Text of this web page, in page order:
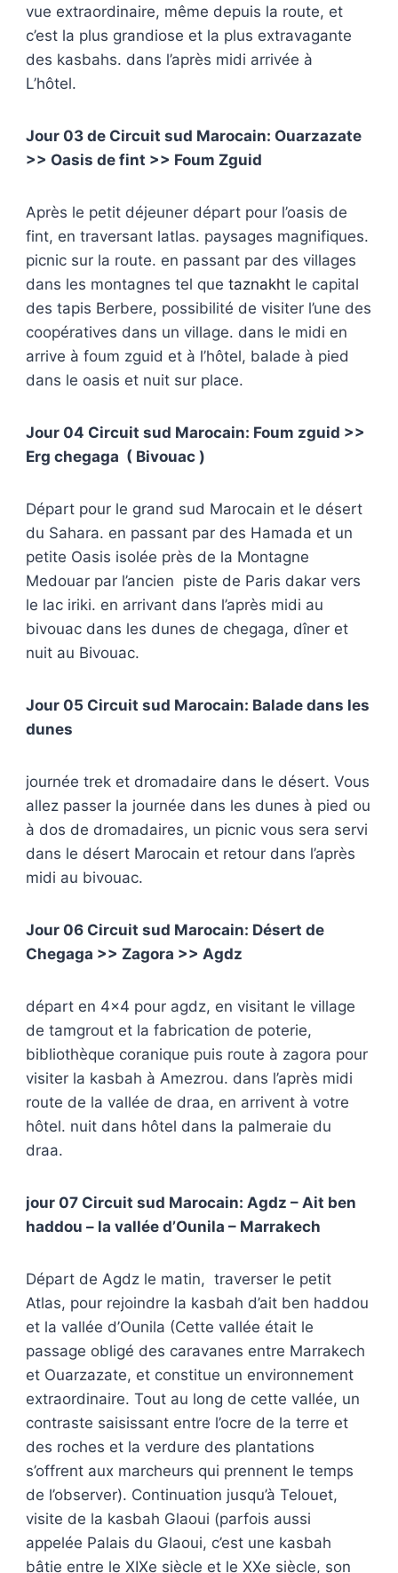
vue extraordinaire, même depuis la route, et
c’est la plus grandiose et la plus extravagante
des kasbahs. dans l’après midi arrivée à
L’hôtel.
Jour 03 de Circuit sud Marocain: Ouarzazate
>> Oasis de fint >> Foum Zguid
Après le petit déjeuner départ pour l’oasis de
fint, en traversant latlas. paysages magnifiques.
picnic sur la route. en passant par des villages
dans les montagnes tel quetaznakht le capital
des tapis Berbere, possibilité de visiter l’une des
coopératives dans un village. dans le midi en
arrive à foum zguid et à l’hôtel, balade à pied
dans le oasis et nuit sur place.
Jour 04 Circuit sud Marocain: Foum zguid >>
Erg chegaga ( Bivouac )
Départ pour le grand sud Marocain et le désert
du Sahara. en passant par des Hamada et un
petite Oasis isolée près de la Montagne
Medouar par l’ancien piste de Paris dakar vers
le lac iriki. en arrivant dans l’après midi au
bivouac dans les dunes de chegaga, dîner et
nuit au Bivouac.
Jour 05 Circuit sud Marocain: Balade dans les
dunes
journée trek et dromadaire dans le désert. Vous
allez passer la journée dans les dunes à pied ou
à dos de dromadaires, un picnic vous sera servi
dans le désert Marocain et retour dans l’après
midi au bivouac.
Jour 06 Circuit sud Marocain: Désert de
Chegaga >> Zagora >> Agdz
départ en 4×4 pour agdz, en visitant le village
de tamgrout et la fabrication de poterie,
bibliothèque coranique puis route à zagora pour
visiter la kasbah à Amezrou. dans l’après midi
route de la vallée de draa, en arrivent à votre
hôtel. nuit dans hôtel dans la palmeraie du
draa.
jour 07 Circuit sud Marocain: Agdz – Ait ben
haddou – la vallée d’Ounila – Marrakech
Départ de Agdz le matin, traverser le petit
Atlas, pour rejoindre la kasbah d’ait ben haddou
et la vallée d’Ounila (Cette vallée était le
passage obligé des caravanes entre Marrakech
et Ouarzazate, et constitue un environnement
extraordinaire. Tout au long de cette vallée, un
contraste saisissant entre l’ocre de la terre et
des roches et la verdure des plantations
s’offrent aux marcheurs qui prennent le temps
de l’observer). Continuation jusqu’à Telouet,
visite de la kasbah Glaoui (parfois aussi
appelée Palais du Glaoui, c’est une kasbah
bâtie entre le XIXe siècle et le XXe siècle, son